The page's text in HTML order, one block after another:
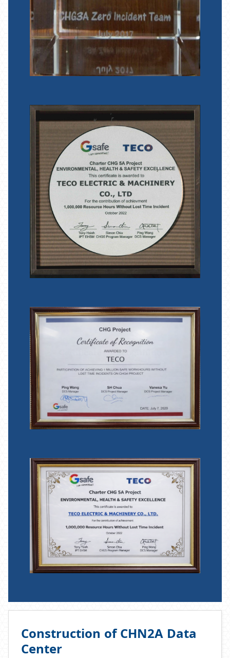
Construction of CHN2A Data
Center